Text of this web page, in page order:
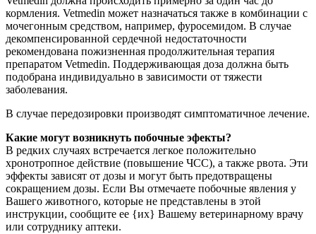
кормления. Vetmedin может назначаться также в комбинации с
мочегонным средством, например, фуросемидом. В случае
декомпенсированной сердечной недостаточности
рекомендована пожизненная продолжительная терапия
препаратом Vetmedin. Поддерживающая доза должна быть
подобрана индивидуально в зависимости от тяжести
заболевания.
В случае передозировки производят симптоматичное лечение.
Какие могут возникнуть побочные эфекты?
В редких случаях встречается легкое положительно
хронотропное действие (повышение ЧСС), а также рвота. Эти
эффекты зависят от дозы и могут быть предотвращены
сокращением дозы. Если Вы отмечаете побочные явления у
Вашего животного, которые не представлены в этой
инструкции, сообщите ее {их} Вашему ветеринарному врачу
или сотруднику аптеки.